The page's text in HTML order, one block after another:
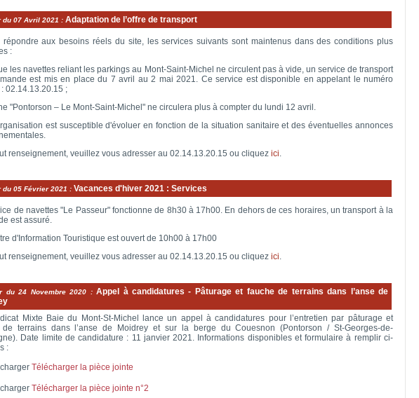
du 07 Avril 2021 : Adaptation de l’offre de transport
répondre aux besoins réels du site, les services suivants sont maintenus dans des conditions plus
:
les navettes reliant les parkings au Mont-Saint-Michel ne circulent pas à vide, un service de transport
est mis en place du 7 avril au 2 mai 2021. Ce service est disponible en appelant le numéro
02.14.13.20.15 ;
"Pontorson – Le Mont-Saint-Michel" ne circulera plus à compter du lundi 12 avril.
est susceptible d'évoluer en fonction de la situation sanitaire et des éventuelles annonces
renseignement, veuillez vous adresser au 02.14.13.20.15 ou cliquez ici.
du 05 Février 2021 : Vacances d'hiver 2021 : Services
de navettes "Le Passeur" fonctionne de 8h30 à 17h00. En dehors de ces horaires, un transport à la
est assuré.
d'Information Touristique est ouvert de 10h00 à 17h00
renseignement, veuillez vous adresser au 02.14.13.20.15 ou cliquez ici.
du24 Novembre 2020 :Appel à candidatures - Pâturage et fauche de terrains dans l’anse de
Mixte Baie du Mont-St-Michel lance un appel à candidatures pour l’entretien par pâturage et
de terrains dans l’anse de Moidrey et sur la berge du Couesnon (Pontorson / St-Georges-de-
Date limite de candidature : 11 janvier 2021. Informations disponibles et formulaire à remplir ci-
:
Télécharger la pièce jointe
Télécharger la pièce jointe n°2